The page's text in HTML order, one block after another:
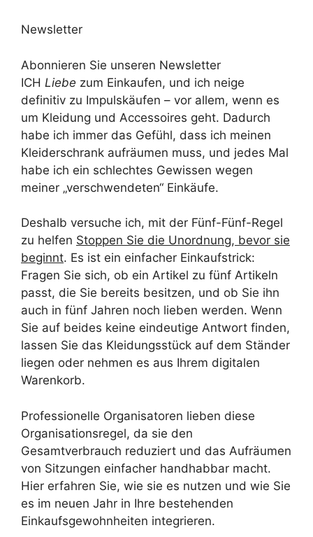
Newsletter
Abonnieren Sie unseren Newsletter
ICH Liebe zum Einkaufen, und ich neige
definitiv zu Impulskäufen – vor allem, wenn es
um Kleidung und Accessoires geht. Dadurch
habe ich immer das Gefühl, dass ich meinen
Kleiderschrank aufräumen muss, und jedes Mal
habe ich ein schlechtes Gewissen wegen
meiner „verschwendeten“ Einkäufe.
Deshalb versuche ich, mit der Fünf-Fünf-Regel
zu helfen Stoppen Sie die Unordnung, bevor sie
beginnt. Es ist ein einfacher Einkaufstrick:
Fragen Sie sich, ob ein Artikel zu fünf Artikeln
passt, die Sie bereits besitzen, und ob Sie ihn
auch in fünf Jahren noch lieben werden. Wenn
Sie auf beides keine eindeutige Antwort finden,
lassen Sie das Kleidungsstück auf dem Ständer
liegen oder nehmen es aus Ihrem digitalen
Warenkorb.
Professionelle Organisatoren lieben diese
Organisationsregel, da sie den
Gesamtverbrauch reduziert und das Aufräumen
von Sitzungen einfacher handhabbar macht.
Hier erfahren Sie, wie sie es nutzen und wie Sie
es im neuen Jahr in Ihre bestehenden
Einkaufsgewohnheiten integrieren.